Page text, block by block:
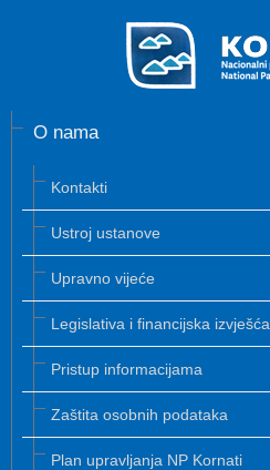
O nama
Kontakti
Ustroj ustanove
Upravno vijeće
Legislativa i financijska izvješća
Pristup informacijama
Zaštita osobnih podataka
Plan upravljanja NP Kornati